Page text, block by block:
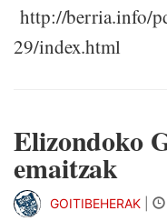
http://berria.info/
29/index.html
Elizondoko
emaitzak
GOITIBEHERAK